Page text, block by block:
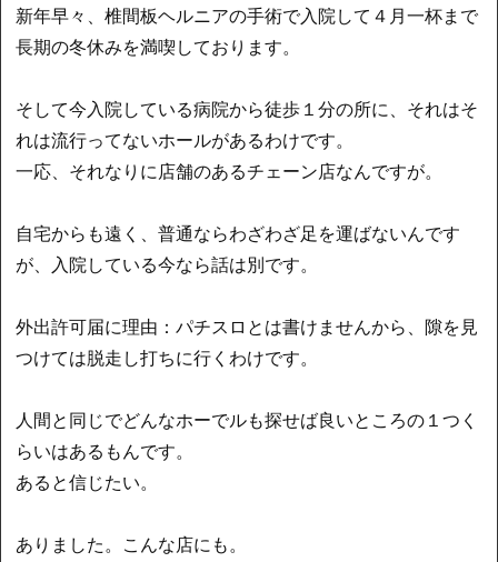
新年早々、椎間板ヘルニアの手術で入院して４月一杯まで
長期の冬休みを満喫しております。
そして今入院している病院から徒歩１分の所に、それはそ
れは流行ってないホールがあるわけです。
一応、それなりに店舗のあるチェーン店なんですが。
自宅からも遠く、普通ならわざわざ足を運ばないんです
が、入院している今なら話は別です。
外出許可届に理由：パチスロとは書けませんから、隙を見
つけては脱走し打ちに行くわけです。
人間と同じでどんなホーでルも探せば良いところの１つく
らいはあるもんです。
あると信じたい。
ありました。こんな店にも。